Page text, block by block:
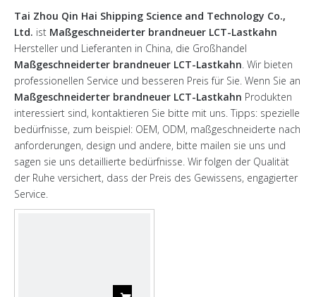
Tai Zhou Qin Hai Shipping Science and Technology Co.,
Ltd. ist Maßgeschneiderter brandneuer LCT-Lastkahn
Hersteller und Lieferanten in China, die Großhandel
Maßgeschneiderter brandneuer LCT-Lastkahn. Wir bieten
professionellen Service und besseren Preis für Sie. Wenn Sie an
Maßgeschneiderter brandneuer LCT-Lastkahn Produkten
interessiert sind, kontaktieren Sie bitte mit uns. Tipps: spezielle
bedürfnisse, zum beispiel: OEM, ODM, maßgeschneiderte nach
anforderungen, design und andere, bitte mailen sie uns und
sagen sie uns detaillierte bedürfnisse. Wir folgen der Qualität
der Ruhe versichert, dass der Preis des Gewissens, engagierter
Service.